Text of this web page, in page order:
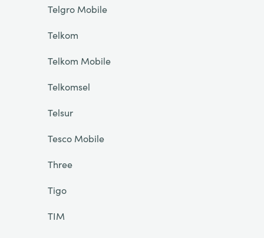
Telgro Mobile
Telkom
Telkom Mobile
Telkomsel
Telsur
Tesco Mobile
Three
Tigo
TIM